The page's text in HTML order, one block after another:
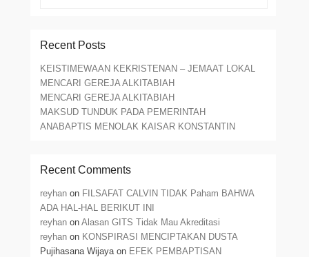
Recent Posts
KEISTIMEWAAN KEKRISTENAN – JEMAAT LOKAL
MENCARI GEREJA ALKITABIAH
MENCARI GEREJA ALKITABIAH
MAKSUD TUNDUK PADA PEMERINTAH
ANABAPTIS MENOLAK KAISAR KONSTANTIN
Recent Comments
reyhan on FILSAFAT CALVIN TIDAK Paham BAHWA
ADA HAL-HAL BERIKUT INI
reyhan onAlasan GITS Tidak Mau Akreditasi
reyhan on KONSPIRASI MENCIPTAKAN DUSTA
Pujihasana Wijayaon EFEK PEMBAPTISAN